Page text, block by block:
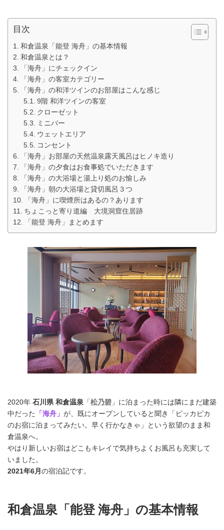
目次
和倉温泉「能登 海舟」の基本情報
和倉温泉とは？
「海舟」にチェックイン
「海舟」の客室カテゴリー
「海舟」の和洋ツインのお部屋はこんな感じ
9階 和洋ツインの客室
クローゼット
ミニバー
ウェットエリア
コンセント
「海舟」お部屋の天然温泉露天風呂はヒノキ造り
「海舟」の夕食はお食事処でいただきます
「海舟」の大浴場と湯上り処のお愉しみ
「海舟」朝の大浴場と貸切風呂３つ
「海舟」に喫煙所はあるの？あります
ちょこっと寄り道編 大境洞窟住居跡
「能登 海舟」まとめます
2020年 石川県 和倉温泉 「松乃碧 」に泊まった時には隣にまだ建築
中だった
「海舟」 が、既にオープンしていると聞き「ピッカピカ
のお宿に泊まってみたい。早く行かなきゃ」という欲望のまま和
倉温泉へ。
やはり新しいお宿はどこもキレイで気持ちよくお風呂も充実して
いました。
2021年6月 の宿泊記です。
和倉温泉「能登 海舟」の基本情報